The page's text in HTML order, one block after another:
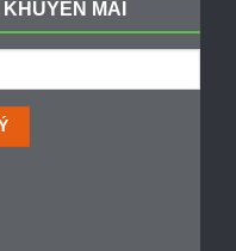
MÃI